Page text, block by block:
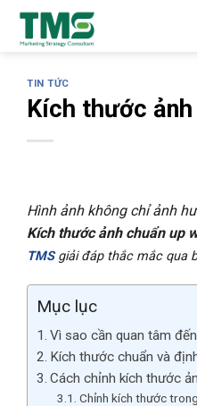
Skip
TIN TỨC
Kích thước
Hình ảnh không chỉ ảnh
Kích thước ảnh chuẩn up
TMSgiải đáp thắc mắc qua
Mục lục
Vì sao cần quan tâm
Kích thước chuẩn và
Cách chỉnh kích thước
Chỉnh kích thước